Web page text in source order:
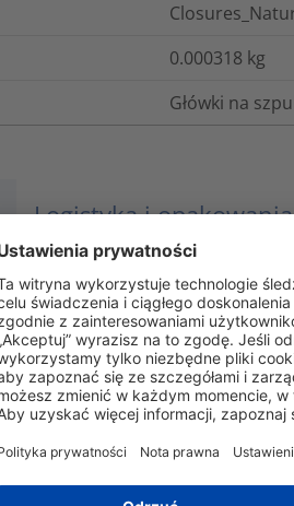
0.000318 kg
Główki na
Logistyka i opakowania
Produkty z
recyklingu
roślinnych lub
konstrukcji